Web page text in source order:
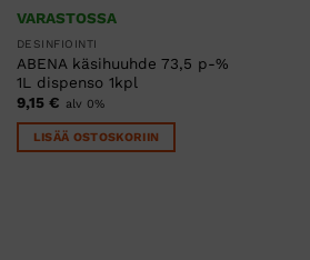
VARASTOSSA
DESINFIOINTI
ABENA käsihuuhde 73,5 p-%
1L dispenso 1kpl
9,15 € alv 0%
LISÄÄ OSTOSKORIIN